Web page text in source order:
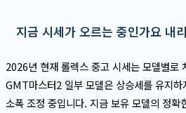
지금 시세가 오르는 중인가요 내
2026년 현재 롤렉스 중고 시세는 모델별로
GMT마스터2 일부 모델은 상승세를 유지
소폭 조정 중입니다. 지금 보유 모델의 정확